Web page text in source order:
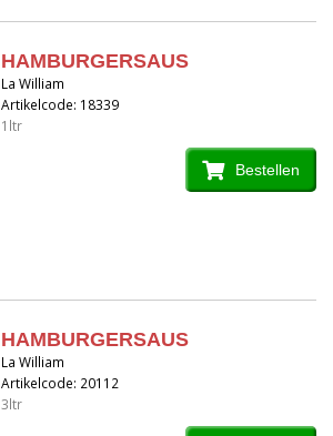
HAMBURGERSAUS
La William
Artikelcode: 18339
1ltr
Bestellen
HAMBURGERSAUS
La William
Artikelcode: 20112
3ltr